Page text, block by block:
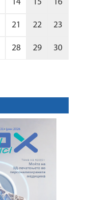
14 15 16
21 22 23
28 29 30